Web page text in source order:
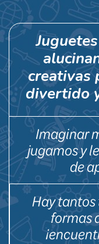
creativas
divertido
Imaginar
jugamos y
de
Hay
formas